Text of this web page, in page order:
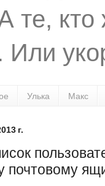
те,
Или
Улька Макс
г.
почтовому